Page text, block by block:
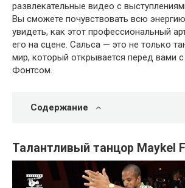
развлекательные видео с
Вы сможете почувствовать всю
увидеть, как этот профессиональный
его на сцене. Сальса — это не только
мир, который открывается перед вами
Фонтсом.
Содержание
Талантливый танцор Maykel